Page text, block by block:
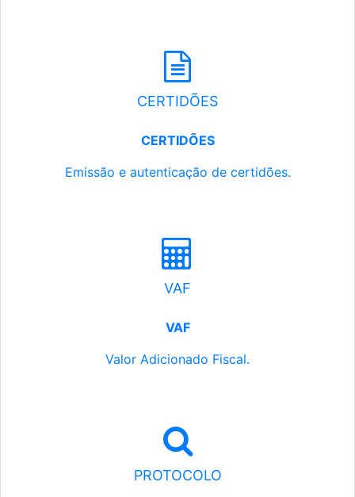
CERTIDÕES
CERTIDÕES
Emissão e autenticação de certidões.
VAF
VAF
Valor Adicionado Fiscal.
PROTOCOLO